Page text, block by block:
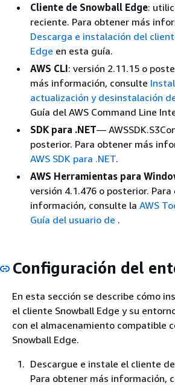
Cliente de Snowball Edge:
reciente. Para obtener más
Descarga e instalación del
Edge en esta guía.
AWS CLI: versión 2.11.15 o
más información, consulte
actualización y desinstalación
Guía del AWS Command Line
SDK para .NET—
posterior. Para obtener más
AWS SDK para .NET.
AWS Herramientas para
versión 4.1.476 o posterior.
información, consulte la AWS
Guía del usuario de .
Configuración del
En esta sección se describe cómo
el cliente Snowball Edge y su
con el almacenamiento compatible
Snowball Edge.
Descargue e instale el cliente
Para obtener más información,